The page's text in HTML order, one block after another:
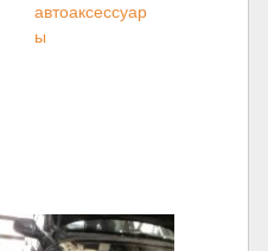
автоаксессуар
ы